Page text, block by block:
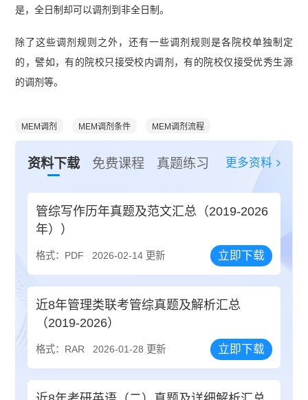
是，全日制却可以调剂到非全日制。
除了这些调剂规则之外，还有一些调剂规则是各院校单独制定
的，譬如，有的院校只接受校内调剂，有的院校仅接受优秀生源
的调剂等。
MEM调剂 MEM调剂条件 MEM调剂流程
资料下载 免费课程 真题练习 更多资料
管综写作历年真题及范文汇总（2019-2026
年））
格式：PDF 2026-02-14 更新 立即下载
近8年管理类联考管综真题及解析汇总
（2019-2026）
格式：RAR 2026-01-28 更新 立即下载